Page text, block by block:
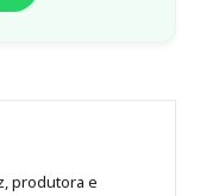
produtora e